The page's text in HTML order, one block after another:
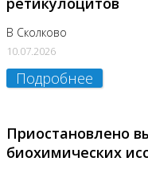
В Сколково
10.07.2026
Подробнее
Приостановлено
биохимических